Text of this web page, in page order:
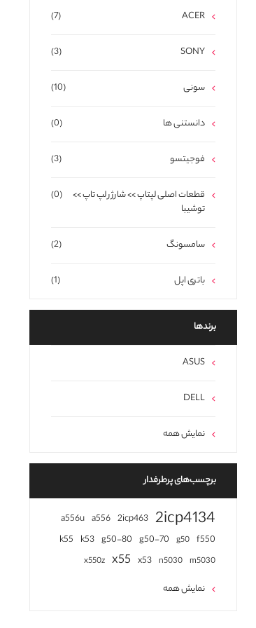
(7) ACER
(3) SONY
(10) سونی
(0) دانستنی ها
(3) فوجیتسو
(0)
قطعات اصلی لپتاپ >> شارژر لپ تاپ >>
توشیبا
(2) سامسونگ
(1) باتری اپل
برند‌ها
ASUS
DELL
نمایش همه
برچسب‌های پرطرفدار
2icp4134
2icp463
a556
a556u
f550
g50
g50-70
g50-80
k53
k55
m5030
n5030
x53
x55
x550z
نمایش همه